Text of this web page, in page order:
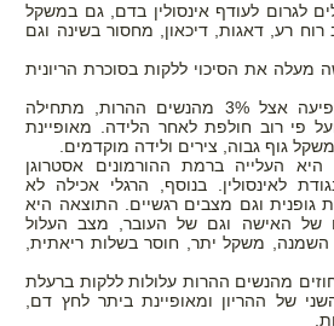
לגרום לעודף אינסולין בדם, גם במשקל
רע, דאגות, דיכאון, מחסור בשינה וגם
את הסיכוי ללקות בסוכרת הריונית
2. סוכרת הריונית- מופיעה אצל 3% מהנשים ההרות, מתחילה
פי רוב חולפת לאחר הלידה. מאופיינת
גוף גבוה, צירים ולידה מוקדמים.
העלייה ברמת ההורמונים אסטרוגן
לאינסולין. בנוסף, הרגלי אכילה לא
גופנית וגם מצבים רגשיים. התוצאה היא
של האישה וגם של העובר, מצב העלול
משקל יתר, חוסר בשלות ריאתית,
הריון – 5 עד 7 אחוזים מהנשים ההרות עלולות ללקות ברעלת
של ההריון ומאופיינת ביתר לחץ דם,